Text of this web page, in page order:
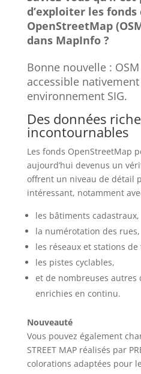
d’exploiter les
OpenStreetMap
dans MapInfo ?
Bonne nouvelle : OSM
accessible
environnement SIG.
Des données
incontournables
Les fonds OpenStreetMap
aujourd’hui devenus un
offrent un niveau de détail
intéressant, notamment
les bâtiments cadastraux,
la numérotation des rues,
les réseaux et stations
les pistes cyclables,
et de nombreuses autres
enrichies en continu.
Nouveauté
Vous pouvez également
STREET MAP réalisés par
colorations adaptées pour